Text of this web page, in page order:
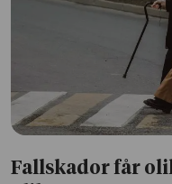
Fallskador får